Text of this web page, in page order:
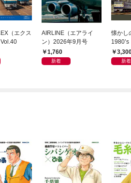
（エクス
AIRLINE（エアライ
ン）2026年9月号
1,760
新着
懐かし
1980’s
新着